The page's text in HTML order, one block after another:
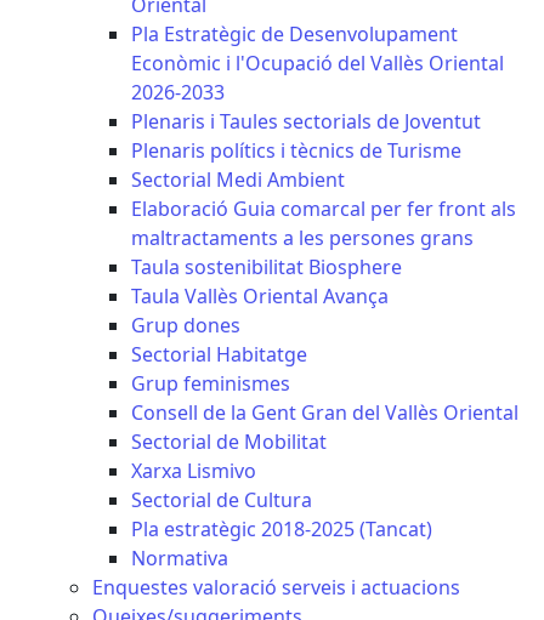
Pla Estratègic de Desenvolupament
Econòmic i l'Ocupació del Vallès Oriental
2026-2033
Plenaris i Taules sectorials de Joventut
Plenaris polítics i tècnics de Turisme
Sectorial Medi Ambient
Elaboració Guia comarcal per fer front als
maltractaments a les persones grans
Taula sostenibilitat Biosphere
Taula Vallès Oriental Avança
Grup dones
Sectorial Habitatge
Grup feminismes
Consell de la Gent Gran del Vallès Oriental
Sectorial de Mobilitat
Xarxa Lismivo
Sectorial de Cultura
Pla estratègic 2018-2025 (Tancat)
Normativa
Enquestes valoració serveis i actuacions